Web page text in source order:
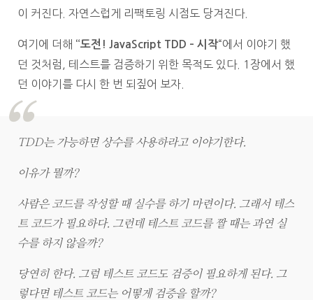
이 커진다. 자연스럽게 리팩토링 시점도 당겨진다.
여기에 더해 “도전! JavaScript TDD – 시작“에서 이야기 했
던 것처럼, 테스트를 검증하기 위한 목적도 있다. 1장에서 했
던 이야기를 다시 한 번 되짚어 보자.
TDD는 가능하면 상수를 사용하라고 이야기한다.
이유가 뭘까?
사람은 코드를 작성할 때 실수를 하기 마련이다. 그래서 테스
트 코드가 필요하다. 그런데 테스트 코드를 짤 때는 과연 실
수를 하지 않을까?
당연히 한다. 그럼 테스트 코드도 검증이 필요하게 된다. 그
렇다면 테스트 코드는 어떻게 검증을 할까?